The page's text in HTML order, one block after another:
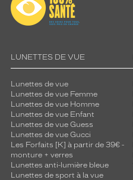
LUNETTES DE VUE
Lunettes de vue
Lunettes de vue Femme
Lunettes de vue Homme
Lunettes de vue Enfant
Lunettes de vue Guess
Lunettes de vue Gucci
Les Forfaits [K] à partir de 39€ -
monture + verres
Lunettes anti-lumière bleue
Lunettes de sport à la vue